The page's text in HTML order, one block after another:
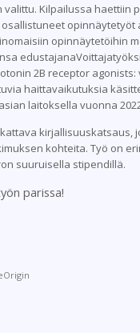
valittu. Kilpailussa haettiin
opinnäytetyöt
opinnäytetöihin
2B receptor
haittavaikutuksia
laitoksella vuonna
kirjallisuuskatsaus,
kohteita. Työ on
suuruisella stipendillä.
parissa!